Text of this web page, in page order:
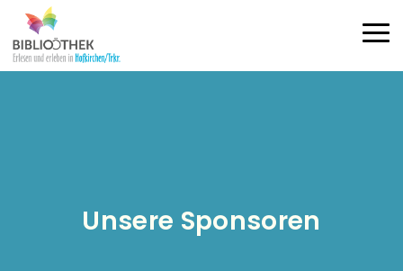
Unsere Sponsoren